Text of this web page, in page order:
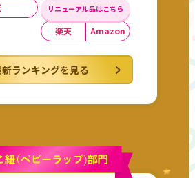
リニューアル品はこちら
楽天 Amazon
ランキングを見る